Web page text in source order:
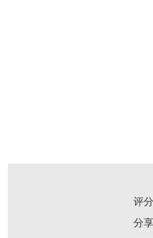
评分
分享